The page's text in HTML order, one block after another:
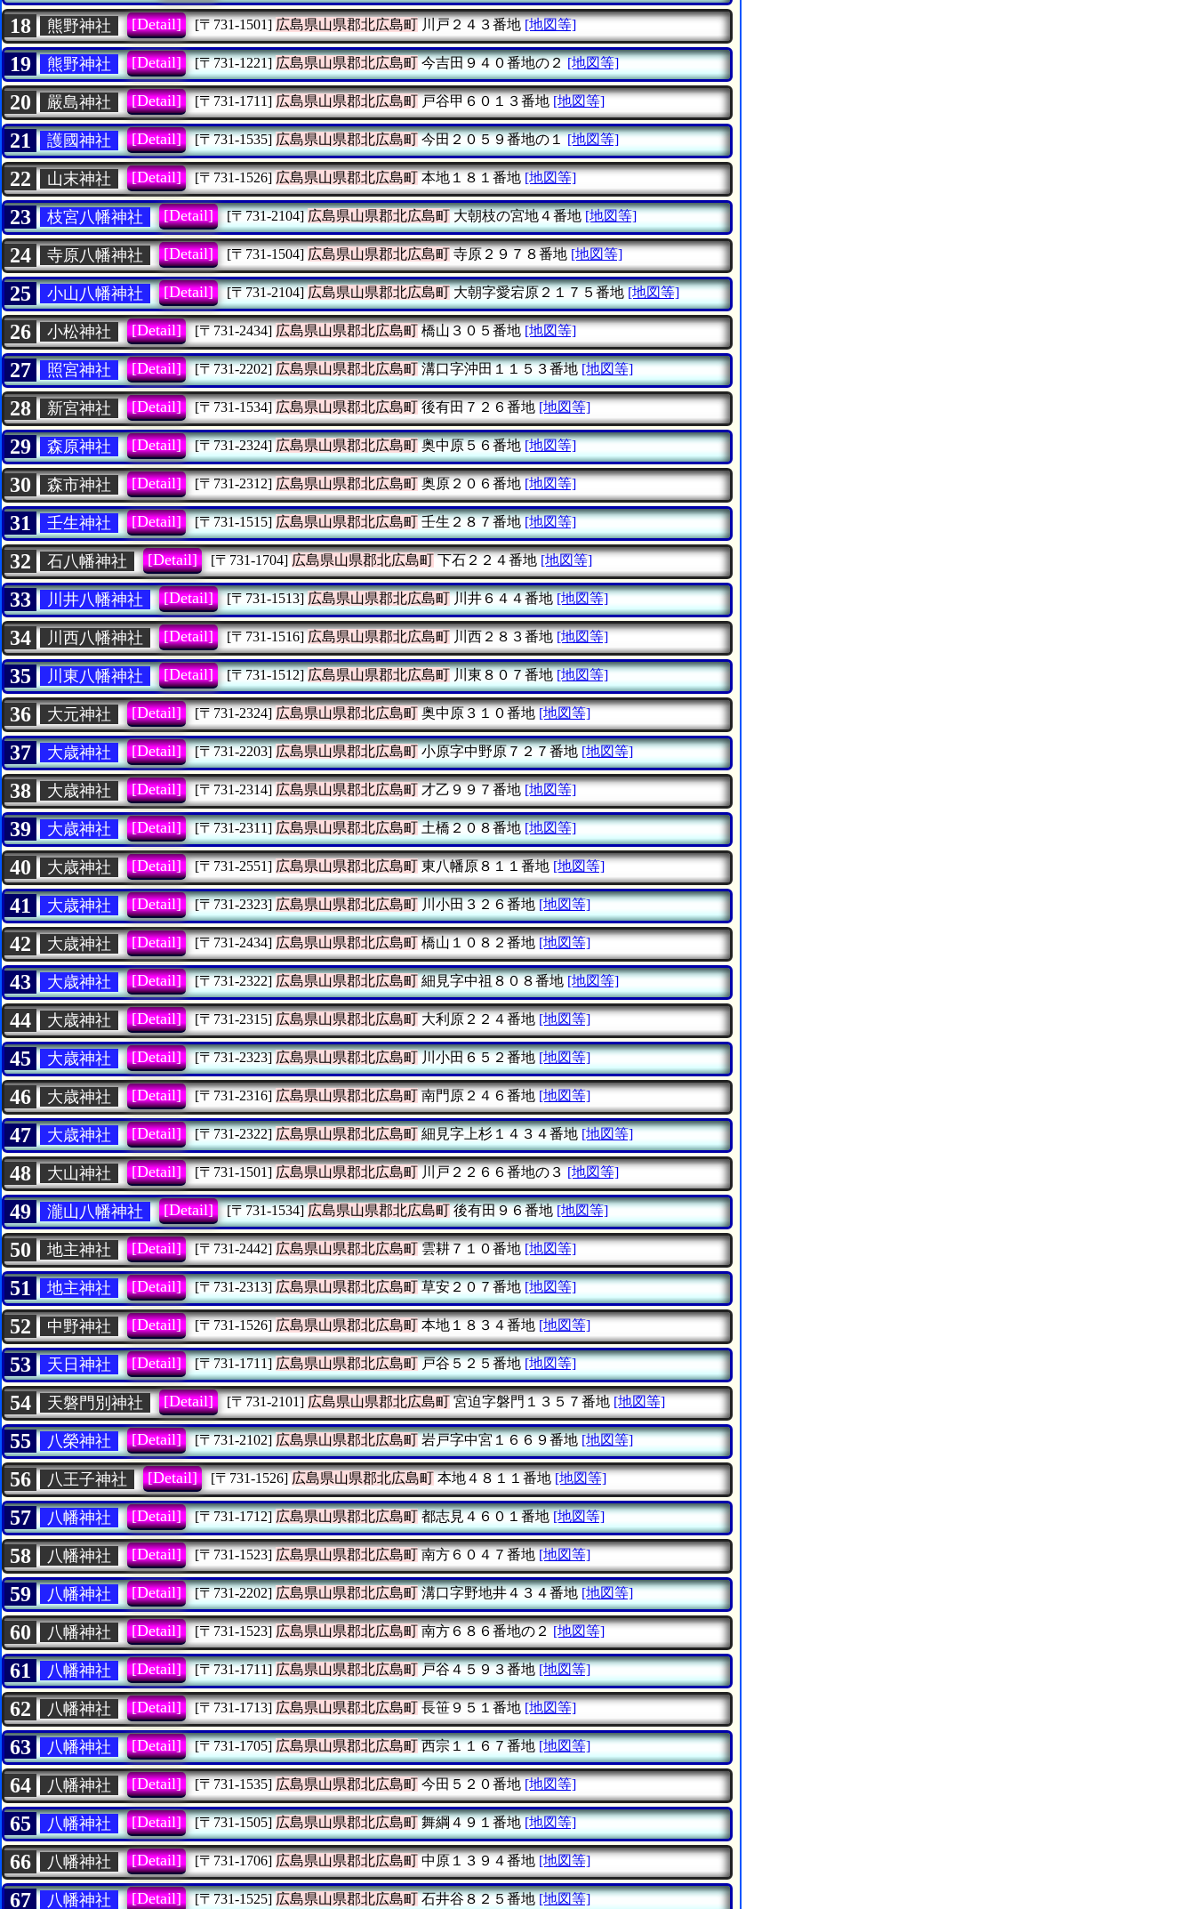
18 熊野神社 [Detail] [〒731-1501] 広島県山県郡北広島町川戸２４３番地 [地図等]
19 熊野神社 [Detail] [〒731-1221] 広島県山県郡北広島町今吉田９４０番地の２ [地図等]
20 嚴島神社 [Detail] [〒731-1711] 広島県山県郡北広島町戸谷甲６０１３番地 [地図等]
21 護國神社 [Detail] [〒731-1535] 広島県山県郡北広島町今田２０５９番地の１ [地図等]
22 山末神社 [Detail] [〒731-1526] 広島県山県郡北広島町本地１８１番地 [地図等]
23 枝宮八幡神社 [Detail] [〒731-2104] 広島県山県郡北広島町大朝枝の宮地４番地 [地図等]
24 寺原八幡神社 [Detail] [〒731-1504] 広島県山県郡北広島町寺原２９７８番地 [地図等]
25 小山八幡神社 [Detail] [〒731-2104] 広島県山県郡北広島町大朝字愛宕原２１７５番地 [地図等]
26 小松神社 [Detail] [〒731-2434] 広島県山県郡北広島町橋山３０５番地 [地図等]
27 照宮神社 [Detail] [〒731-2202] 広島県山県郡北広島町溝口字沖田１１５３番地 [地図等]
28 新宮神社 [Detail] [〒731-1534] 広島県山県郡北広島町後有田７２６番地 [地図等]
29 森原神社 [Detail] [〒731-2324] 広島県山県郡北広島町奥中原５６番地 [地図等]
30 森市神社 [Detail] [〒731-2312] 広島県山県郡北広島町奥原２０６番地 [地図等]
31 壬生神社 [Detail] [〒731-1515] 広島県山県郡北広島町壬生２８７番地 [地図等]
32 石八幡神社 [Detail] [〒731-1704] 広島県山県郡北広島町下石２２４番地 [地図等]
33 川井八幡神社 [Detail] [〒731-1513] 広島県山県郡北広島町川井６４４番地 [地図等]
34 川西八幡神社 [Detail] [〒731-1516] 広島県山県郡北広島町川西２８３番地 [地図等]
35 川東八幡神社 [Detail] [〒731-1512] 広島県山県郡北広島町川東８０７番地 [地図等]
36 大元神社 [Detail] [〒731-2324] 広島県山県郡北広島町奥中原３１０番地 [地図等]
37 大歳神社 [Detail] [〒731-2203] 広島県山県郡北広島町小原字中野原７２７番地 [地図等]
38 大歳神社 [Detail] [〒731-2314] 広島県山県郡北広島町才乙９９７番地 [地図等]
39 大歳神社 [Detail] [〒731-2311] 広島県山県郡北広島町土橋２０８番地 [地図等]
40 大歳神社 [Detail] [〒731-2551] 広島県山県郡北広島町東八幡原８１１番地 [地図等]
41 大歳神社 [Detail] [〒731-2323] 広島県山県郡北広島町川小田３２６番地 [地図等]
42 大歳神社 [Detail] [〒731-2434] 広島県山県郡北広島町橋山１０８２番地 [地図等]
43 大歳神社 [Detail] [〒731-2322] 広島県山県郡北広島町細見字中祖８０８番地 [地図等]
44 大歳神社 [Detail] [〒731-2315] 広島県山県郡北広島町大利原２２４番地 [地図等]
45 大歳神社 [Detail] [〒731-2323] 広島県山県郡北広島町川小田６５２番地 [地図等]
46 大歳神社 [Detail] [〒731-2316] 広島県山県郡北広島町南門原２４６番地 [地図等]
47 大歳神社 [Detail] [〒731-2322] 広島県山県郡北広島町細見字上杉１４３４番地 [地図等]
48 大山神社 [Detail] [〒731-1501] 広島県山県郡北広島町川戸２２６６番地の３ [地図等]
49 瀧山八幡神社 [Detail] [〒731-1534] 広島県山県郡北広島町後有田９６番地 [地図等]
50 地主神社 [Detail] [〒731-2442] 広島県山県郡北広島町雲耕７１０番地 [地図等]
51 地主神社 [Detail] [〒731-2313] 広島県山県郡北広島町草安２０７番地 [地図等]
52 中野神社 [Detail] [〒731-1526] 広島県山県郡北広島町本地１８３４番地 [地図等]
53 天日神社 [Detail] [〒731-1711] 広島県山県郡北広島町戸谷５２５番地 [地図等]
54 天磐門別神社 [Detail] [〒731-2101] 広島県山県郡北広島町宮迫字磐門１３５７番地 [地図等]
55 八榮神社 [Detail] [〒731-2102] 広島県山県郡北広島町岩戸字中宮１６６９番地 [地図等]
56 八王子神社 [Detail] [〒731-1526] 広島県山県郡北広島町本地４８１１番地 [地図等]
57 八幡神社 [Detail] [〒731-1712] 広島県山県郡北広島町都志見４６０１番地 [地図等]
58 八幡神社 [Detail] [〒731-1523] 広島県山県郡北広島町南方６０４７番地 [地図等]
59 八幡神社 [Detail] [〒731-2202] 広島県山県郡北広島町溝口字野地井４３４番地 [地図等]
60 八幡神社 [Detail] [〒731-1523] 広島県山県郡北広島町南方６８６番地の２ [地図等]
61 八幡神社 [Detail] [〒731-1711] 広島県山県郡北広島町戸谷４５９３番地 [地図等]
62 八幡神社 [Detail] [〒731-1713] 広島県山県郡北広島町長笹９５１番地 [地図等]
63 八幡神社 [Detail] [〒731-1705] 広島県山県郡北広島町西宗１１６７番地 [地図等]
64 八幡神社 [Detail] [〒731-1535] 広島県山県郡北広島町今田５２０番地 [地図等]
65 八幡神社 [Detail] [〒731-1505] 広島県山県郡北広島町舞綱４９１番地 [地図等]
66 八幡神社 [Detail] [〒731-1706] 広島県山県郡北広島町中原１３９４番地 [地図等]
67 八幡神社 [Detail] [〒731-1525] 広島県山県郡北広島町石井谷８２５番地 [地図等]